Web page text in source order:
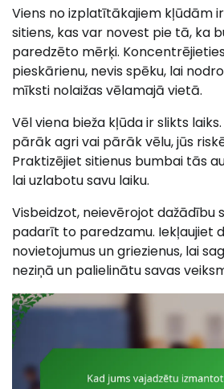
Viens no izplatītākajiem kļūdām
sitiens, kas var novest pie tā, ka
paredzēto mērķi.
pieskārienu, nevis spēku, lai
mīksti nolaižas vēlamajā vietā.
Vēl viena bieža kļūda ir slikts
pārāk agri vai pārāk vēlu, jūs
Praktizējiet sitienus bumbai tās
lai uzlabotu savu laiku.
Visbeidzot, neievērojot dažādību
padarīt to paredzamu. Iekļaujiet
novietojumus un griezienus, lai
neziņā un palielinātu savas